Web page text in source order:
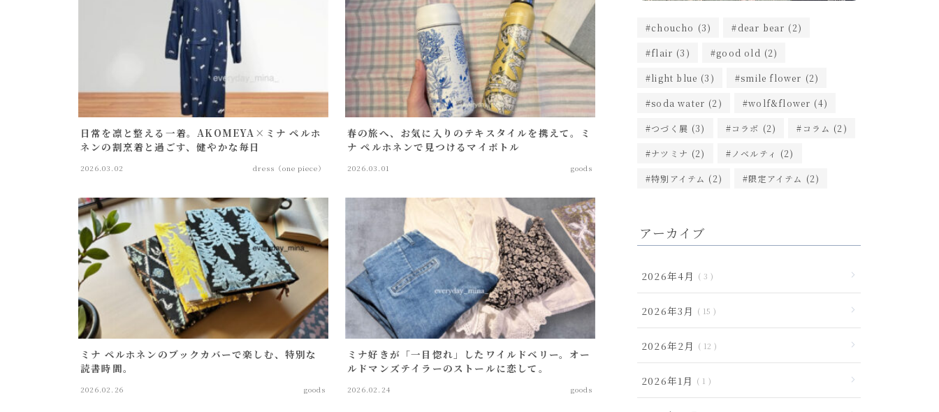
日常を凛と整える一着。AKOMEYA×ミナ ペルホ
ネンの割烹着と過ごす、健やかな毎日
2026.03.02 dress（one piece）
春の旅へ、お気に入りのテキスタイルを携えて。ミ
ナ ペルホネンで見つけるマイボトル
2026.03.01 goods
ミナ ペルホネンのブックカバーで楽しむ、特別な
読書時間。
2026.02.26 goods
ミナ好きが「一目惚れ」したワイルドベリー。オー
ルドマンズテイラーのストールに恋して。
2026.02.24 goods
choucho (3) dear bear (2)
flair (3) good old (2)
light blue (3) smile flower (2)
soda water (2) wolf&flower (4)
つづく展 (3) コラボ (2) コラム (2)
ナツミナ (2) ノベルティ (2)
特別アイテム (2) 限定アイテム (2)
アーカイブ
2026年4月 3
2026年3月 15
2026年2月 12
2026年1月 1